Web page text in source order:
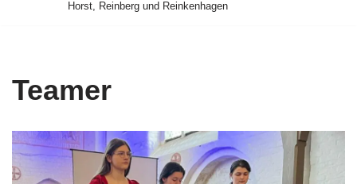
Horst, Reinberg und Reinkenhagen
Teamer